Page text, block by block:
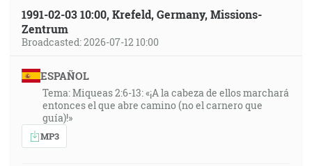
1991-02-03 10:00, Krefeld, Germany, Missions-
Zentrum
Broadcasted: 2026-07-12 10:00
ESPAÑOL
Tema: Miqueas 2:6-13: «¡A la cabeza de ellos marchará
entonces el que abre camino (no el carnero que
guía)!»
MP3